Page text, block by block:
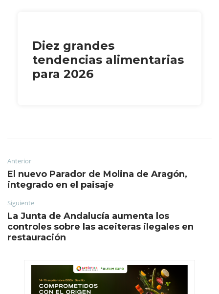
Diez grandes
tendencias alimentarias
para 2026
Anterior
El nuevo Parador de Molina de Aragón,
integrado en el paisaje
Siguiente
La Junta de Andalucía aumenta los
controles sobre las aceiteras ilegales en
restauración